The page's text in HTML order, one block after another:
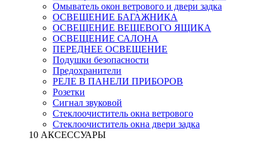
Омыватель окон ветрового и двери задка
ОСВЕЩЕНИЕ БАГАЖНИКА
ОСВЕЩЕНИЕ ВЕЩЕВОГО ЯЩИКА
ОСВЕЩЕНИЕ САЛОНА
ПЕРЕДНЕЕ ОСВЕЩЕНИЕ
Подушки безопасности
Предохранители
РЕЛЕ В ПАНЕЛИ ПРИБОРОВ
Розетки
Сигнал звуковой
Стеклоочиститель окна ветрового
Стеклоочиститель окна двери задка
10 АКСЕССУАРЫ